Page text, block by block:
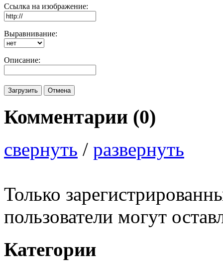
Ссылка на изображение:
Выравнивание:
Описание:
Комментарии (0)
свернуть / развернуть
Только
пользователи могут
Категории